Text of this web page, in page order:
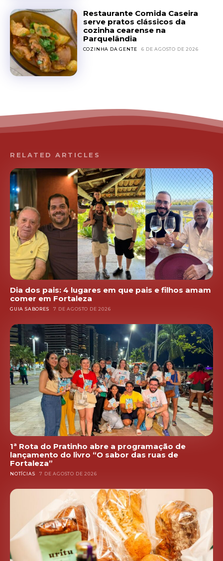
Restaurante Comida Caseira
serve pratos clássicos da
cozinha cearense na
Parquelândia
COZINHA DA GENTE 6 DE AGOSTO DE 2026
RELATED ARTICLES
Dia dos pais: 4 lugares em que pais e filhos amam
comer em Fortaleza
GUIA SABORES 7 DE AGOSTO DE 2026
1ª Rota do Pratinho abre a programação de
lançamento do livro “O sabor das ruas de
Fortaleza”
NOTÍCIAS 7 DE AGOSTO DE 2026